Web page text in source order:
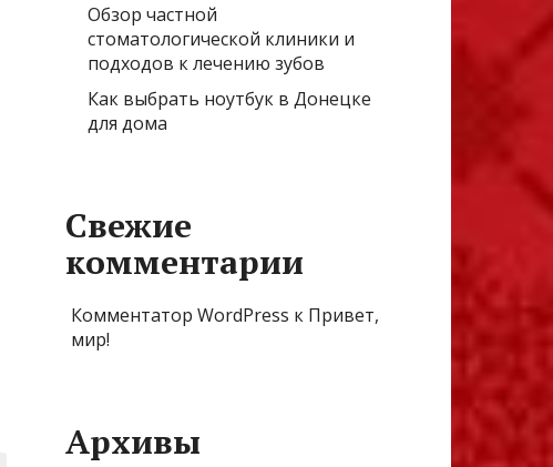
Обзор частной
стоматологической клиники и
подходов к лечению зубов
Как выбрать ноутбук в Донецке
для дома
Свежие
комментарии
Комментатор WordPress к Привет,
мир!
Архивы